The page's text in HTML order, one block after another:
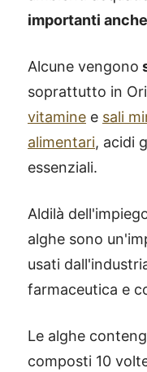
importanti
Alcune vengono
soprattutto in
vitamine e sali
alimentari, acidi
essenziali.
Aldilà
alghe sono
usati
farmaceutica e
Le alghe
composti 10